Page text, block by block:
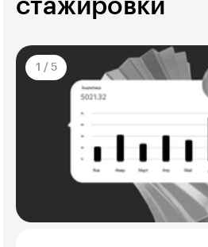
стажировки
1 / 5